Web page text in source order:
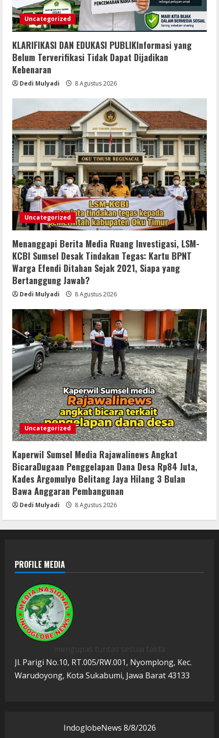
Uncategorized
KLARIFIKASI DAN EDUKASI PUBLIKInformasi yang
Belum Terverifikasi Tidak Dapat Dijadikan
Kebenaran
Dedi Mulyadi 8 Agustus 2026
Uncategorized
Menanggapi Berita Media Ruang Investigasi, LSM-
KCBI Sumsel Desak Tindakan Tegas: Kartu BPNT
Warga Efendi Ditahan Sejak 2021, Siapa yang
Bertanggung Jawab?
Dedi Mulyadi 8 Agustus 2026
Uncategorized
Kaperwil Sumsel Media Rajawalinews Angkat
BicaraDugaan Penggelapan Dana Desa Rp84 Juta,
Kades Argomulyo Belitang Jaya Hilang 3 Bulan
Bawa Anggaran Pembangunan
Dedi Mulyadi 8 Agustus 2026
PROFILE MEDIA
Jl. Parigi No.10, RT.005/RW.001, Nyomplong, Kec.
Warudoyong, Kota Sukabumi, Jawa Barat 43133
IndoglobeNews 8/8/2026